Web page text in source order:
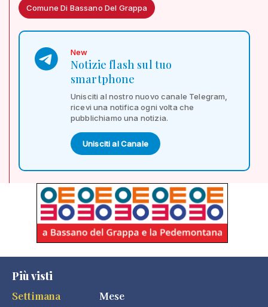
Comune Di Bassano Del Grappa
New
Notizie flash sul tuo
smartphone
Unisciti al nostro nuovo canale Telegram,
ricevi una notifica ogni volta che
pubblichiamo una notizia.
Unisciti al Canale
Più visti
Settimana
Mese